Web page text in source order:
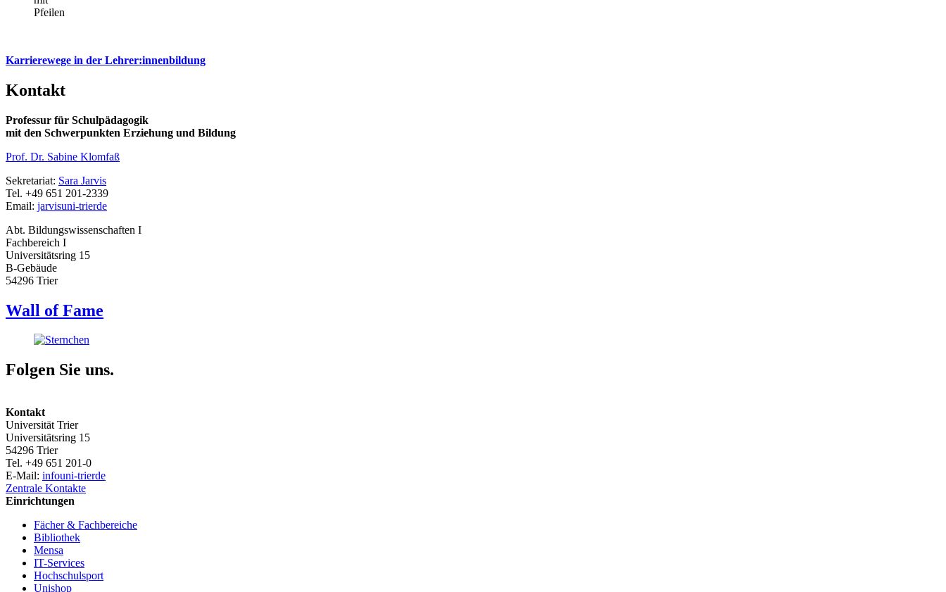
Karrierewege in der Lehrer:innenbildung
Kontakt
Professur für Schulpädagogik
mit den Schwerpunkten Erziehung und Bildung
Prof. Dr. Sabine Klomfaß
Sekretariat: Sara Jarvis
Tel. +49 651 201-2339
Email: jarvisuni-trierde
Abt. Bildungswissenschaften I
Fachbereich I
Universitätsring 15
B-Gebäude
54296 Trier
Wall of Fame
Folgen Sie uns.
Kontakt
Universität Trier
Universitätsring 15
54296 Trier
Tel. +49 651 201-0
E-Mail: infouni-trierde
Zentrale Kontakte
Einrichtungen
Fächer & Fachbereiche
Bibliothek
Mensa
IT-Services
Hochschulsport
Unishop